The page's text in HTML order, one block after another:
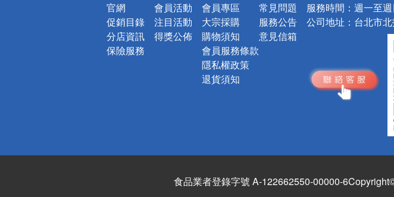
官網
促銷目錄
分店資訊
保險服務
會員活動
注目活動
得獎公佈
會員專區
大宗採購
購物須知
會員服務條款
隱私權政策
退貨須知
常見問題
服務公告
意見信箱
服務時間： 週一至
公司地址： 台北市
食品業者登錄字號 A-122662550-00000-6